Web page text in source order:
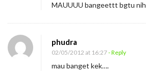
MAUUUU bangeettt bgtu nih
phudra
02/05/2012 at 16:27- Reply
mau banget kek….